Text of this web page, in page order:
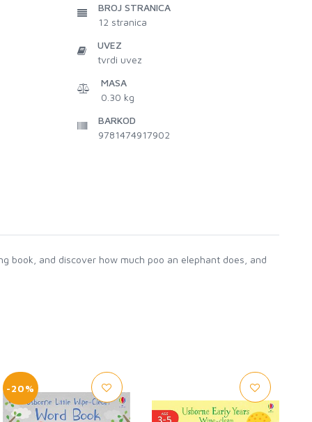
BROJ STRANICA
12 stranica
UVEZ
tvrdi uvez
MASA
0.30 kg
BARKOD
9781474917902
book, and discover how much poo an elephant does, and
-20%